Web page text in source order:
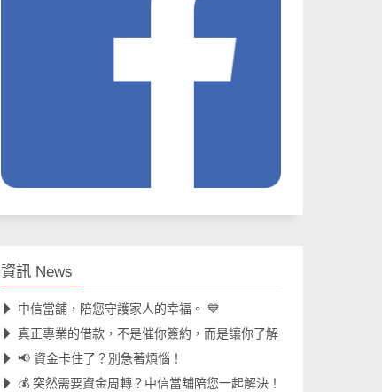
資訊 News
中信當舖，陪您守護家人的幸福。 💙
真正專業的借款，不是催你簽約，而是讓你了解
📢 資金卡住了？別急著煩惱！
💰 突然需要資金周轉？中信當舖陪您一起解決！